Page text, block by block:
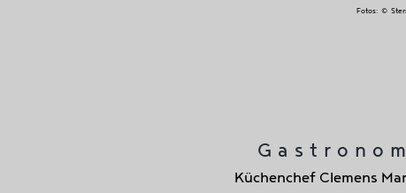
Fotos: ©
Küchenchef Clemens